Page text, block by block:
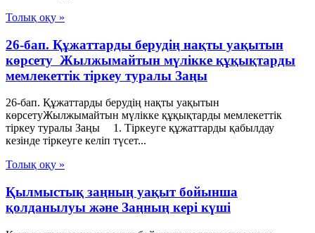
Толық оқу »
26-бап. Құжаттарды берудің нақты уақытын
көрсету Жылжымайтын мүлікке құқықтарды
мемлекеттік тіркеу туралы Заңы
26-бап. Құжаттарды берудің нақты уақытын
көрсетуЖылжымайтын мүлікке құқықтарды мемлекеттік
тіркеу туралы Заңы 1. Тіркеуге құжаттарды қабылдау
кезінде тіркеуге келіп түсет...
Толық оқу »
Қылмыстық заңның уақыт бойынша
қолданылуы және Заңның кері күші